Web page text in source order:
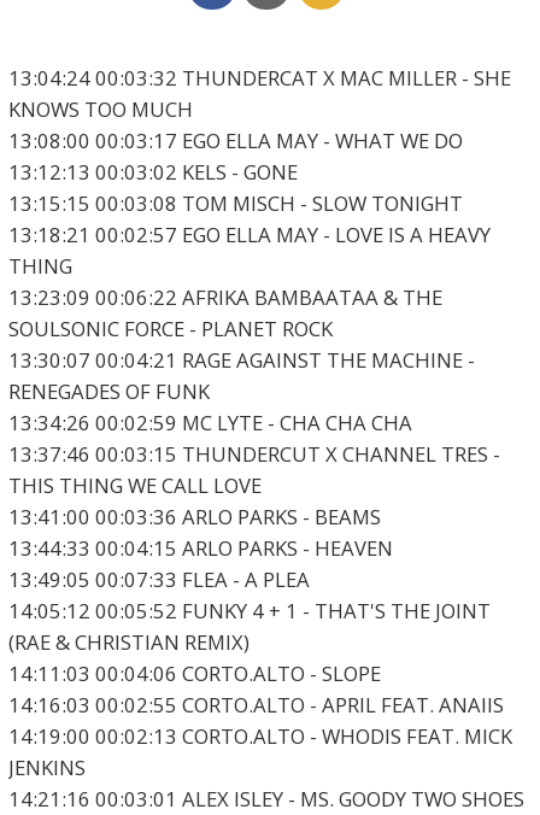
13:04:24 00:03:32 THUNDERCAT X MAC MILLER - SHE
KNOWS TOO MUCH
13:08:00 00:03:17 EGO ELLA MAY - WHAT WE DO
13:12:13 00:03:02 KELS - GONE
13:15:15 00:03:08 TOM MISCH - SLOW TONIGHT
13:18:21 00:02:57 EGO ELLA MAY - LOVE IS A HEAVY
THING
13:23:09 00:06:22 AFRIKA BAMBAATAA & THE
SOULSONIC FORCE - PLANET ROCK
13:30:07 00:04:21 RAGE AGAINST THE MACHINE -
RENEGADES OF FUNK
13:34:26 00:02:59 MC LYTE - CHA CHA CHA
13:37:46 00:03:15 THUNDERCUT X CHANNEL TRES -
THIS THING WE CALL LOVE
13:41:00 00:03:36 ARLO PARKS - BEAMS
13:44:33 00:04:15 ARLO PARKS - HEAVEN
13:49:05 00:07:33 FLEA - A PLEA
14:05:12 00:05:52 FUNKY 4 + 1 - THAT'S THE JOINT
(RAE & CHRISTIAN REMIX)
14:11:03 00:04:06 CORTO.ALTO - SLOPE
14:16:03 00:02:55 CORTO.ALTO - APRIL FEAT. ANAIIS
14:19:00 00:02:13 CORTO.ALTO - WHODIS FEAT. MICK
JENKINS
14:21:16 00:03:01 ALEX ISLEY - MS. GOODY TWO SHOES